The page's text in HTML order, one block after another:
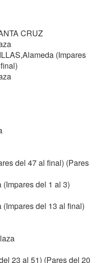
CRUZ
(Impares
del 47 al final) (Pares
del 1 al 3)
del 13 al final)
23 al 51) (Pares del 20